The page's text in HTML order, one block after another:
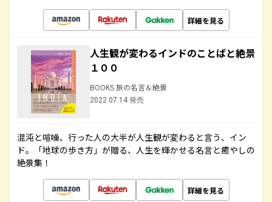
詳細を見る
人生観が変わるインドのことばと絶景
１００
BOOKS 旅の名言＆絶景
2022.07.14 発売
混沌と喧噪、行った人の大半が人生観が変わると言う、イン
ド。「地球の歩き方」が贈る、人生を輝かせる名言と癒やしの
絶景集！
詳細を見る